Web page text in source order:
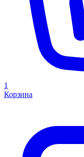
1
Корзина